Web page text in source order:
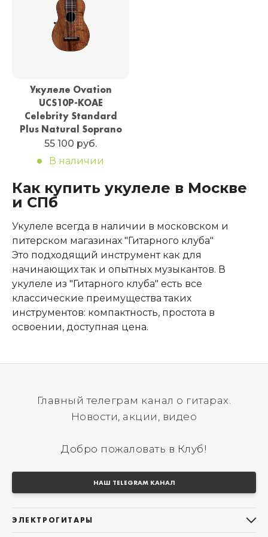
Укулеле Ovation
UCS10P-KOAE
Celebrity Standard
Plus Natural Soprano
55 100 руб.
В наличии
Как купить укулеле в Москве
и СПб
Укулеле всегда в наличии в московском и
питерском магазинах "Гитарного клуба"
Это подходящий инструмент как для
начинающих так и опытных музыкантов. В
укулеле из "Гитарного клуба" есть все
классические преимущества таких
инструментов: компактность, простота в
освоении, доступная цена.
Главный телеграм канал о гитарах.
Новости, акции, видео
Добро пожаловать в Клуб!
НАШ TELEGRAM КАНАЛ
ЭЛЕКТРОГИТАРЫ